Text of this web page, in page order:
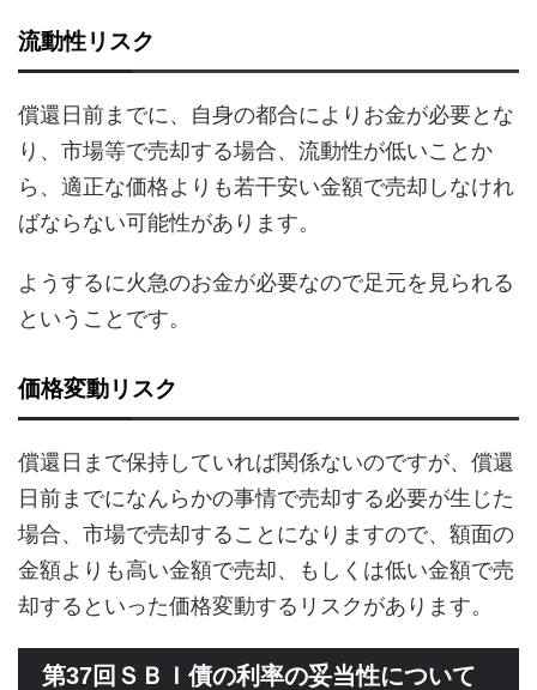
流動性リスク
償還日前までに、自身の都合によりお金が必要とな
り、市場等で売却する場合、流動性が低いことか
ら、適正な価格よりも若干安い金額で売却しなけれ
ばならない可能性があります。
ようするに火急のお金が必要なので足元を見られる
ということです。
価格変動リスク
償還日まで保持していれば関係ないのですが、償還
日前までになんらかの事情で売却する必要が生じた
場合、市場で売却することになりますので、額面の
金額よりも高い金額で売却、もしくは低い金額で売
却するといった価格変動するリスクがあります。
第37回ＳＢＩ債の利率の妥当性について